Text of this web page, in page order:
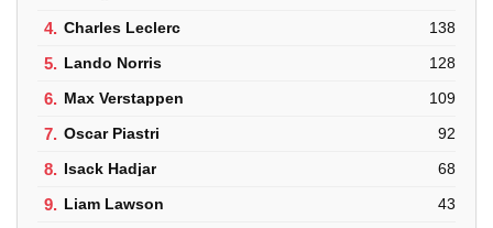
4. Charles Leclerc 138
5. Lando Norris 128
6. Max Verstappen 109
7. Oscar Piastri 92
8. Isack Hadjar 68
9. Liam Lawson 43